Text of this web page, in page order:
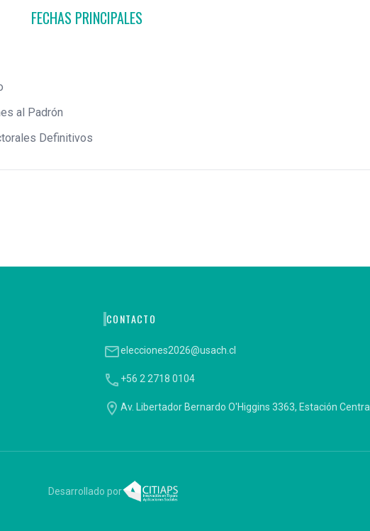
FECHAS PRINCIPALES
al Padrón
Definitivos
CONTACTO
emailelecciones2026@usach.cl
phone +56 2 2718 0104
location_on Av. Libertador Bernardo O'Higgins 3363, Estación Central
Desarrollado por